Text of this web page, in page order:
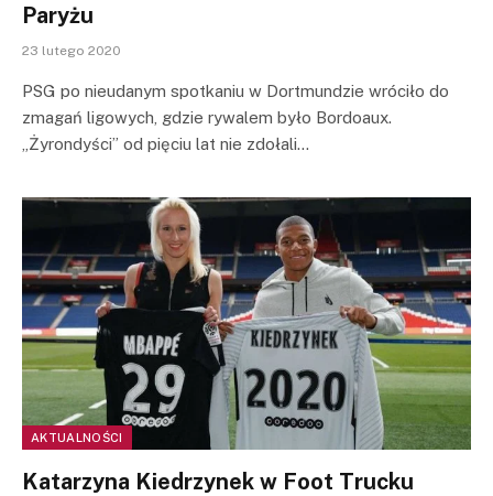
Paryżu
23 lutego 2020
PSG po nieudanym spotkaniu w Dortmundzie wróciło do
zmagań ligowych, gdzie rywalem było Bordoaux.
„Żyrondyści” od pięciu lat nie zdołali…
AKTUALNOŚCI
Katarzyna Kiedrzynek w Foot Trucku